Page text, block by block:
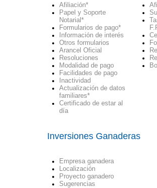
Afiliación*
Papel y Soporte
Notarial *
Formularios de pago*
Información de interés
Otros formularios
Arancel Oficial
Resoluciones
Modalidad de pago
Facilidades de pago
Inactividad
Actualización de datos
familiares*
Certificado de estar al
día
Inversiones Ganaderas
Empresa ganadera
Localización
Proyecto ganadero
Sugerencias